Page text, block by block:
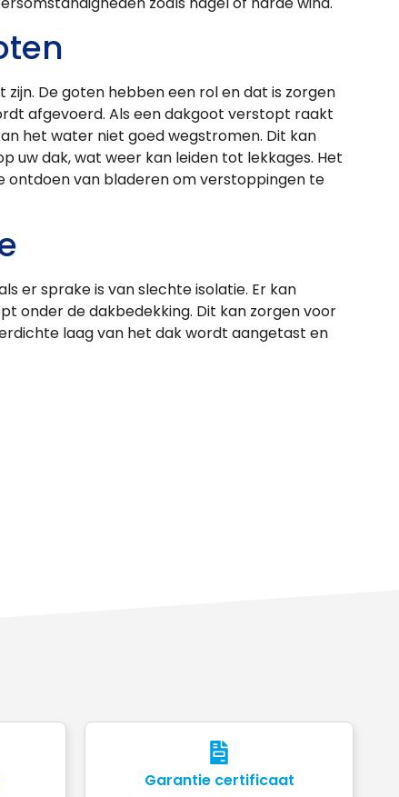
De goten hebben een rol en dat is zorgen
afgevoerd. Als een dakgoot verstopt raakt
het water niet goed wegstromen. Dit kan
uw dak, wat weer kan leiden tot lekkages. Het
ontdoen van bladeren om verstoppingen te
er sprake is van slechte isolatie. Er kan
onder de dakbedekking. Dit kan zorgen voor
laag van het dak wordt aangetast en
Garantie certificaat